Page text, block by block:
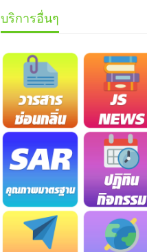
บริการอื่นๆ